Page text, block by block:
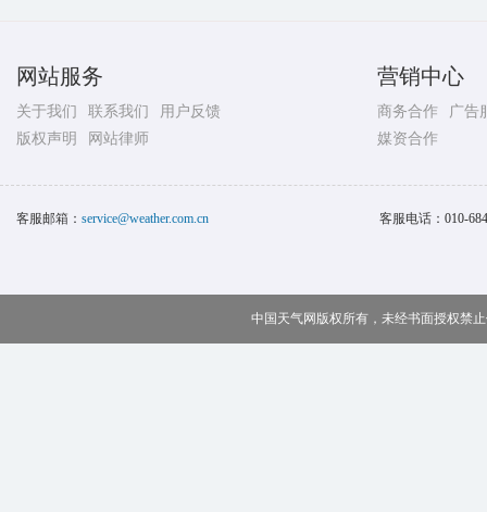
网站服务
关于我们 联系我们
用户反馈
版权声明
网站律师
营销中心
商务合作
广告
媒资合作
客服邮箱： service@weather.com.cn 客服电话： 010-
中国天气网版权所有，未经书面授权